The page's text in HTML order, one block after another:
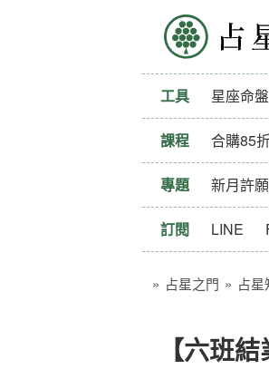
工具 星座命盤
課程 合購85
專題 新月許願
訂閱 LINE
» 占星之門 » 占星
【六班